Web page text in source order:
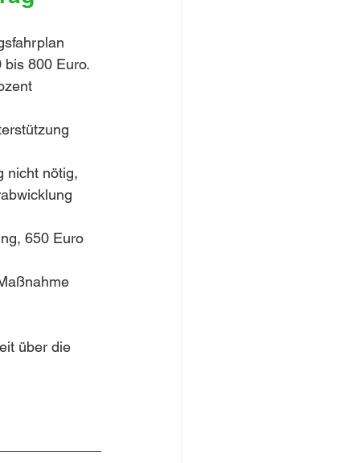
800 Euro.
nicht nötig,
650 Euro
über die